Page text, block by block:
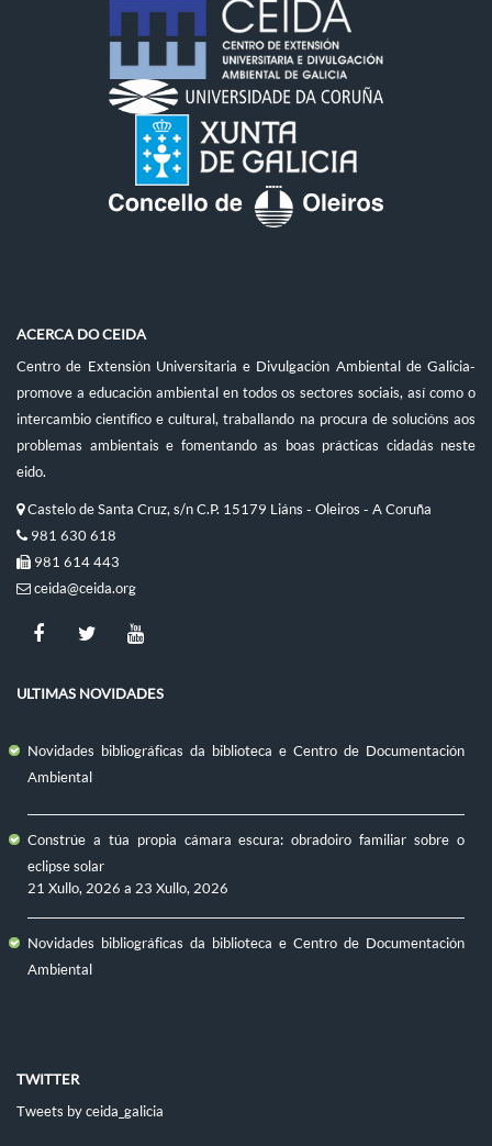
ACERCA DO CEIDA
Centro de Extensión Universitaria e Divulgación Ambiental de Galicia-
promove a educación ambiental en todos os sectores sociais, así como o
intercambio científico e cultural, traballando na procura de solucións aos
problemas ambientais e fomentando as boas prácticas cidadás neste
eido.
Castelo de Santa Cruz, s/n C.P. 15179 Liáns - Oleiros - A Coruña
981 630 618
981 614 443
ceida@ceida.org
ULTIMAS NOVIDADES
Novidades bibliográficas da biblioteca e Centro de Documentación
Ambiental
Constrúe a túa propia cámara escura: obradoiro familiar sobre o
eclipse solar
21 Xullo, 2026 a 23 Xullo, 2026
Novidades bibliográficas da biblioteca e Centro de Documentación
Ambiental
TWITTER
Tweets by ceida_galicia